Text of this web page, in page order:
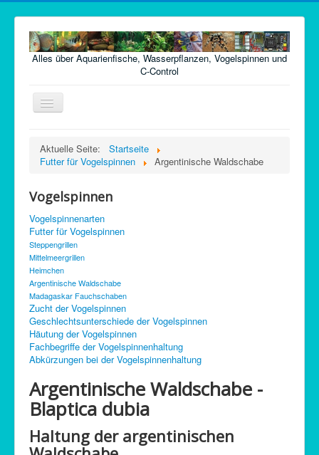
Alles über Aquarienfische, Wasserpflanzen, Vogelspinnen und
C-Control
Navigation
Fische
Technik
Krankheiten
Vogelspinnen
Argentinische Waldschaben
C-Control
Sitemap
Aktuelle Seite:
Startseite
Futter für Vogelspinnen
Argentinische Waldschabe
Vogelspinnen
Vogelspinnenarten
Futter für Vogelspinnen
Steppengrillen
Mittelmeergrillen
Heimchen
Argentinische Waldschabe
Madagaskar Fauchschaben
Zucht der Vogelspinnen
Geschlechtsunterschiede der Vogelspinnen
Häutung der Vogelspinnen
Fachbegriffe der Vogelspinnenhaltung
Abkürzungen bei der Vogelspinnenhaltung
Argentinische Waldschabe -
Blaptica dubia
Haltung der argentinischen